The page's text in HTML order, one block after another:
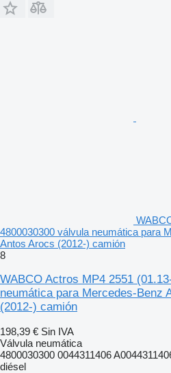
4800030300 válvula neumática para
Antos Arocs (2012-) camión
8
WABCO Actros MP4 2551
neumática para Mercedes-Benz
(2012-) camión
198,39 € Sin IVA
Válvula neumática
4800030300 0044311406
diésel